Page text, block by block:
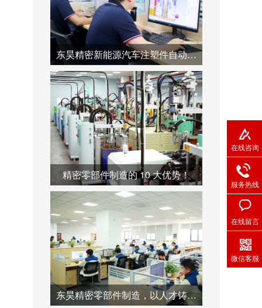
东昊精密新能源汽车注塑件自动化产线--助力产业链降本增效
精密零部件制造的 10 大优势！
东昊精密零部件制造，以人才铸就质量之魂！
在线咨询
服务热线
在线留言
微信客服